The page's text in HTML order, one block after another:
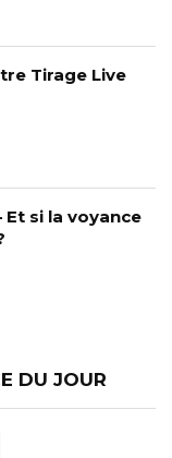
Tirage Live
Et si la voyance
DU JOUR